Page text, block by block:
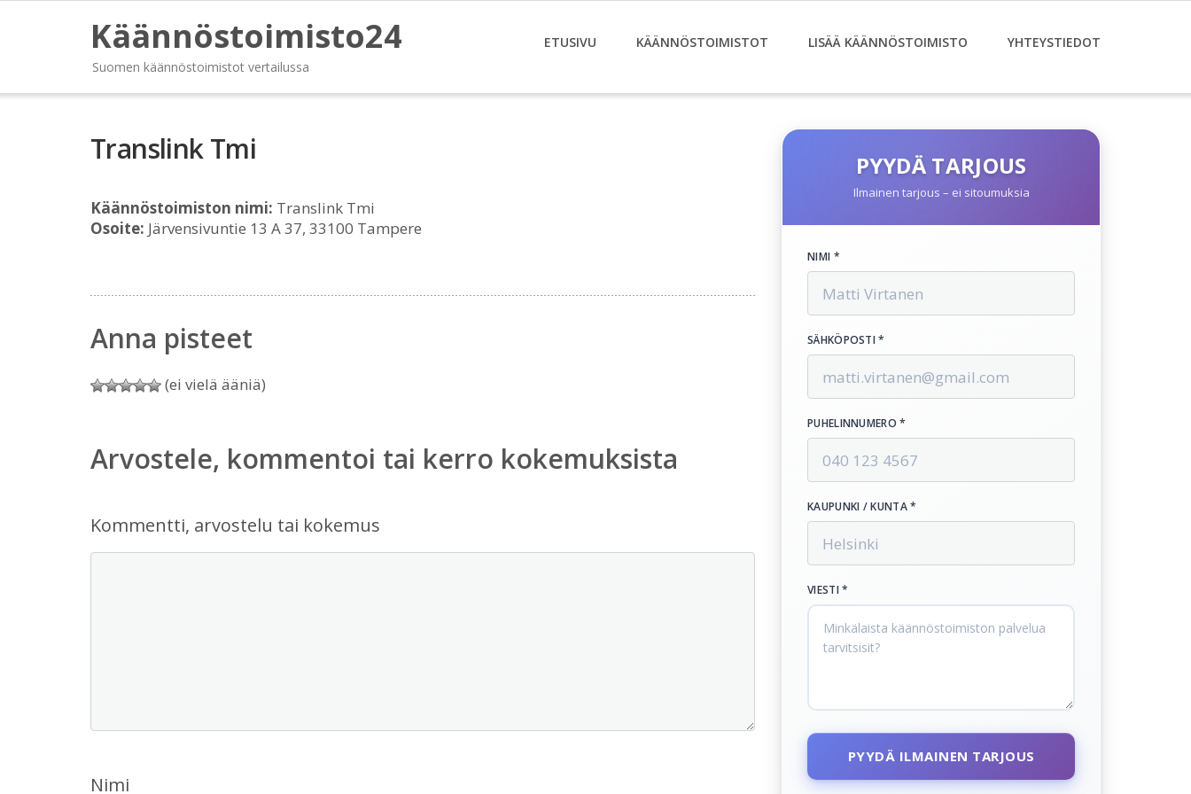
Käännöstoimisto24
Suomen käännöstoimistot vertailussa
ETUSIVU KÄÄNNÖSTOIMISTOT LISÄÄ KÄÄNNÖSTOIMISTO YHTEYSTIEDOT
Translink Tmi
Käännöstoimiston nimi: Translink Tmi
Osoite: Järvensivuntie 13 A 37, 33100 Tampere
Anna pisteet
(ei vielä ääniä)
Arvostele, kommentoi tai kerro kokemuksista
Kommentti, arvostelu tai kokemus
Nimi
PYYDÄ TARJOUS
Ilmainen tarjous – ei sitoumuksia
NIMI *
SÄHKÖPOSTI *
PUHELINNUMERO *
KAUPUNKI / KUNTA *
VIESTI *
PYYDÄ ILMAINEN TARJOUS